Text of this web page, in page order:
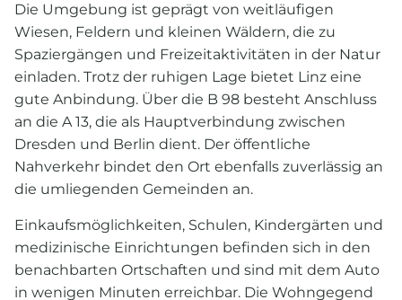
Die Umgebung ist geprägt von weitläufigen
Wiesen, Feldern und kleinen Wäldern, die zu
Spaziergängen und Freizeitaktivitäten in der Natur
einladen. Trotz der ruhigen Lage bietet Linz eine
gute Anbindung. Über die B 98 besteht Anschluss
an die A 13, die als Hauptverbindung zwischen
Dresden und Berlin dient. Der öffentliche
Nahverkehr bindet den Ort ebenfalls zuverlässig an
die umliegenden Gemeinden an.
Einkaufsmöglichkeiten, Schulen, Kindergärten und
medizinische Einrichtungen befinden sich in den
benachbarten Ortschaften und sind mit dem Auto
in wenigen Minuten erreichbar. Die Wohngegend